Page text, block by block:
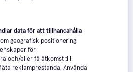
data för att tillhandahålla
geografisk positionering.
för
och/eller få åtkomst till
reklamprestanda. Använda